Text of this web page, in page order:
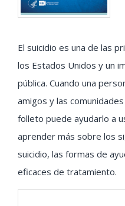
El suicidio es una de las
los Estados Unidos y un
pública. Cuando una
amigos y las
folleto puede ayudarlo a
aprender más sobre los
suicidio, las formas de
eficaces de tratamiento.